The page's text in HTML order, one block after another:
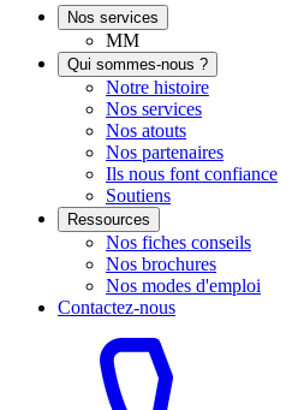
Nos services
MM
Qui sommes-nous ?
Notre histoire
Nos services
Nos atouts
Nos partenaires
Ils nous font confiance
Soutiens
Ressources
Nos fiches conseils
Nos brochures
Nos modes d'emploi
Contactez-nous